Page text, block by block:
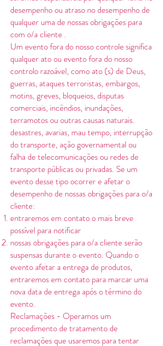
desempenho ou atraso no desempenho de
qualquer uma de nossas obrigações para
com o/a cliente .
Um evento fora do nosso controle significa
qualquer ato ou evento fora do nosso
controlo razoável, como ato (s) de Deus,
guerras, ataques terroristas, embargos,
motins, greves, bloqueios, disputas
comerciais, incêndios, inundações,
terramotos ou outras causas naturais.
desastres, avarias, mau tempo, interrupção
do transporte, ação governamental ou
falha de telecomunicações ou redes de
transporte públicas ou privadas. Se um
evento desse tipo ocorrer e afetar o
desempenho de nossas obrigações para o/a
cliente:
entraremos em contato o mais breve
possível para notificar
nossas obrigações para o/a cliente serão
suspensas durante o evento. Quando o
evento afetar a entrega de produtos,
entraremos em contato para marcar uma
nova data de entrega após o término do
evento.
Reclamações - Operamos um
procedimento de tratamento de
reclamações que usaremos para tentar